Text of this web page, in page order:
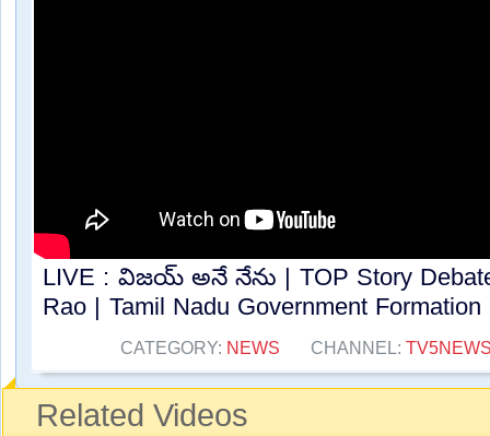
LIVE : విజయ్‌ అనే నేను | TOP Story
Rao | Tamil Nadu Government
CATEGORY: NEWS CHANNEL:
Related Videos